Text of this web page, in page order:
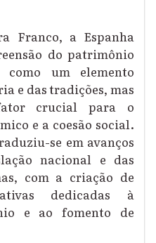
Franco, a Espanha
do patrimônio
um elemento
e das tradições, mas
crucial para o
e a coesão social.
se em avanços
nacional e das
com a criação de
dedicadas à
e ao fomento de